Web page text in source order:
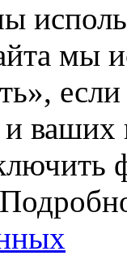
мы
если
и